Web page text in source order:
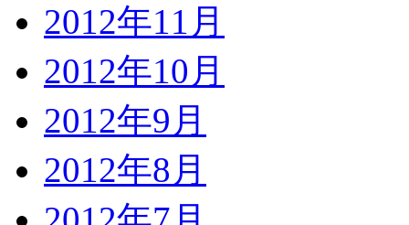
2012年11月
2012年10月
2012年9月
2012年8月